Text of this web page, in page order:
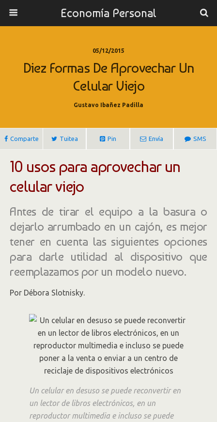
Economía Personal
05/12/2015
Diez Formas De Aprovechar Un
Celular Viejo
Gustavo Ibañez Padilla
Comparte Tuitea Pin Envía SMS
10 usos para aprovechar un
celular viejo
Antes de tirar el equipo a la basura o
dejarlo arrumbado en un cajón, es mejor
tener en cuenta las siguientes opciones
para darle utilidad al dispositivo que
reemplazamos por un modelo nuevo.
Por Débora Slotnisky.
Un celular en desuso se puede reconvertir en
un lector de libros electrónicos, en un
reproductor multimedia e incluso se puede